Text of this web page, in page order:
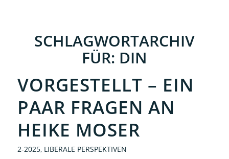
SCHLAGWORTARCHIV
FÜR: DIN
VORGESTELLT – EIN
PAAR FRAGEN AN
HEIKE MOSER
2-2025, LIBERALE PERSPEKTIVEN